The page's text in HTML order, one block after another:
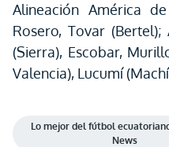
Alineación América
Rosero, Tovar (Bertel);
(Sierra), Escobar,
Valencia), Lucumí
Lo mejor del fútbol
News